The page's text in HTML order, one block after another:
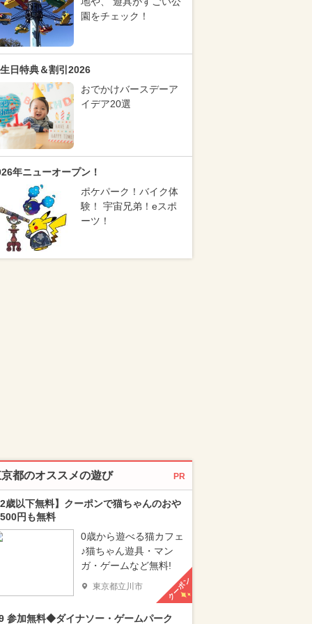
園をチェック！
日特典＆割引2026
おでかけバースデーア
イデア20選
年ニューオープン！
ポケパーク！バイク体
験！ 宇宙兄弟！eスポ
ーツ！
都のオススメの遊び PR
歳以下無料】クーポンで猫ちゃんのおや
円も無料
0歳から遊べる猫カフェ
♪猫ちゃん遊具・マン
ガ・ゲームなど無料!
東京都立川市 クーポン
参加無料◆ダイナソー・ゲームパーク